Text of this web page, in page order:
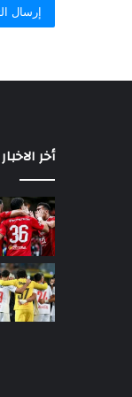
أخر الاخبار